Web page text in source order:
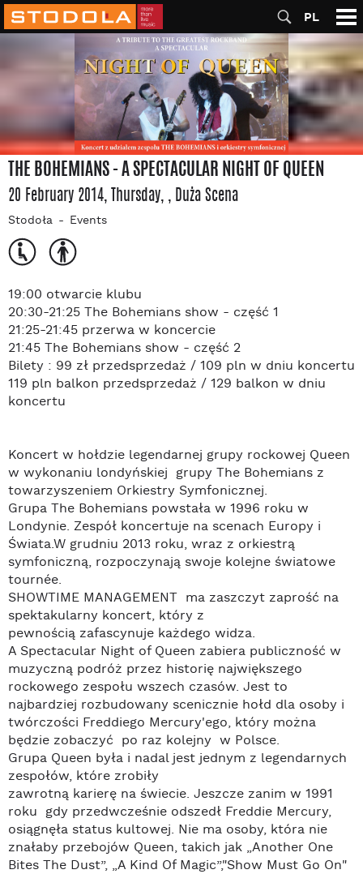
PL
THE BOHEMIANS - A SPECTACULAR NIGHT OF QUEEN
20 February 2014, Thursday, , Duża Scena
Stodoła Events
19:00 otwarcie klubu
20:30-21:25 The Bohemians show - część 1
21:25-21:45 przerwa w koncercie
21:45 The Bohemians show - część 2
Bilety : 99 zł przedsprzedaż / 109 pln w dniu koncertu
119 pln balkon przedsprzedaż / 129 balkon w dniu
koncertu
Koncert w hołdzie legendarnej grupy rockowej Queen
w wykonaniu londyńskiej grupy The Bohemians z
towarzyszeniem Orkiestry Symfonicznej.
Grupa The Bohemians powstała w 1996 roku w
Londynie. Zespół koncertuje na scenach Europy i
Świata.W grudniu 2013 roku, wraz z orkiestrą
symfoniczną, rozpoczynają swoje kolejne światowe
tournée.
SHOWTIME MANAGEMENT ma zaszczyt zaprość na
spektakularny koncert, który z
pewnością zafascynuje każdego widza.
A Spectacular Night of Queen zabiera publiczność w
muzyczną podróż przez historię największego
rockowego zespołu wszech czasów. Jest to
najbardziej rozbudowany scenicznie hołd dla osoby i
twórczości Freddiego Mercury'ego, który można
będzie zobaczyć po raz kolejny w Polsce.
Grupa Queen była i nadal jest jednym z legendarnych
zespołów, które zrobiły
zawrotną karierę na świecie. Jeszcze zanim w 1991
roku gdy przedwcześnie odszedł Freddie Mercury,
osiągnęła status kultowej. Nie ma osoby, która nie
znałaby przebojów Queen, takich jak „Another One
Bites The Dust”, „A Kind Of Magic”,"Show Must Go On"